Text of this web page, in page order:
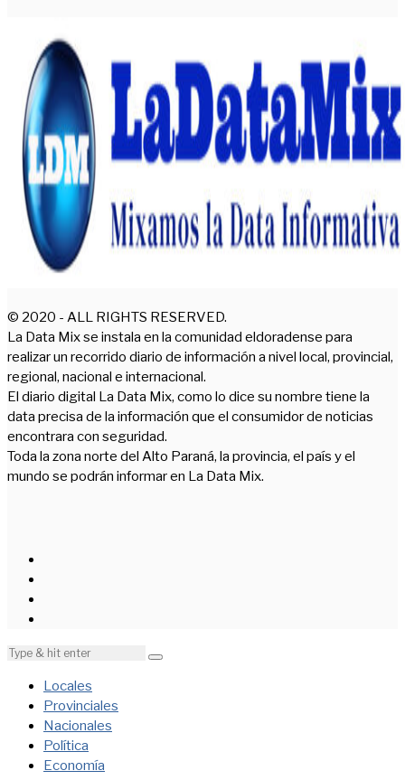
© 2020 - ALL RIGHTS RESERVED.
La Data Mix se instala en la comunidad eldoradense para
realizar un recorrido diario de información a nivel local, provincial,
regional, nacional e internacional.
El diario digital La Data Mix, como lo dice su nombre tiene la
data precisa de la información que el consumidor de noticias
encontrara con seguridad.
Toda la zona norte del Alto Paraná, la provincia, el país y el
mundo se podrán informar en La Data Mix.
Locales
Provinciales
Nacionales
Política
Economía